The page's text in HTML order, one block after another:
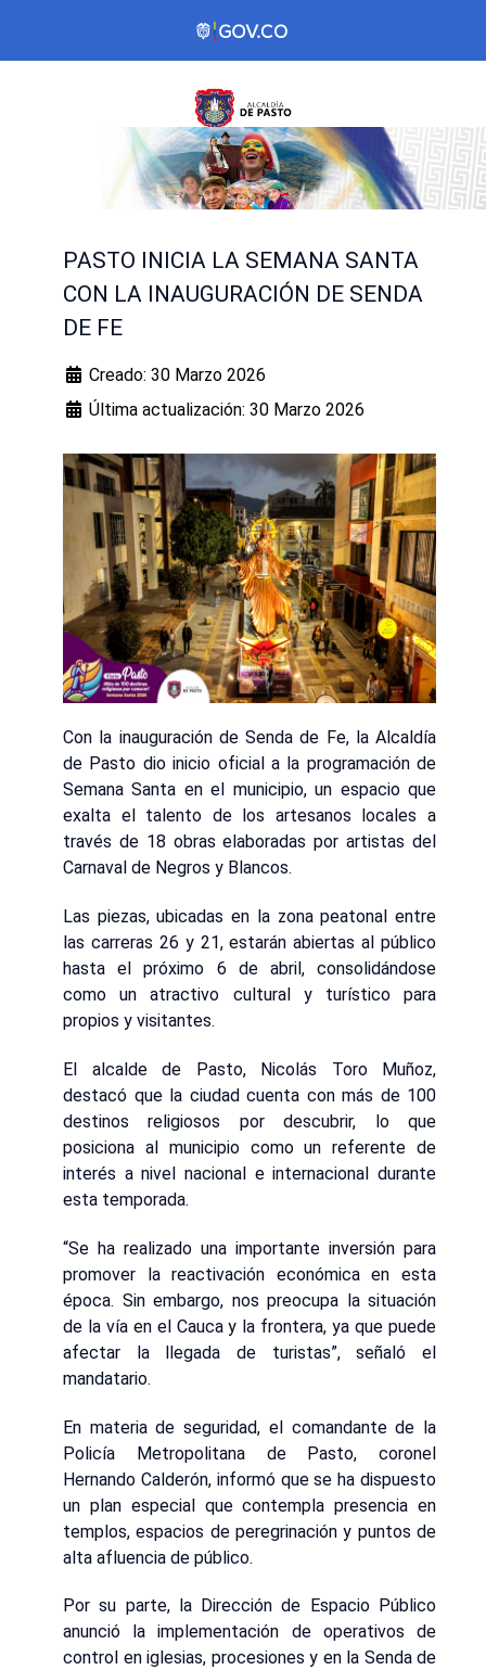
PASTO INICIA LA SEMANA SANTA
CON LA INAUGURACIÓN DE SENDA
DE FE
Creado: 30 Marzo 2026
Última actualización: 30 Marzo 2026
Con la inauguración de Senda de Fe, la Alcaldía
de Pasto dio inicio oficial a la programación de
Semana Santa en el municipio, un espacio que
exalta el talento de los artesanos locales a
través de 18 obras elaboradas por artistas del
Carnaval de Negros y Blancos.
Las piezas, ubicadas en la zona peatonal entre
las carreras 26 y 21, estarán abiertas al público
hasta el próximo 6 de abril, consolidándose
como un atractivo cultural y turístico para
propios y visitantes.
El alcalde de Pasto, Nicolás Toro Muñoz,
destacó que la ciudad cuenta con más de 100
destinos religiosos por descubrir, lo que
posiciona al municipio como un referente de
interés a nivel nacional e internacional durante
esta temporada.
“Se ha realizado una importante inversión para
promover la reactivación económica en esta
época. Sin embargo, nos preocupa la situación
de la vía en el Cauca y la frontera, ya que puede
afectar la llegada de turistas”, señaló el
mandatario.
En materia de seguridad, el comandante de la
Policía Metropolitana de Pasto, coronel
Hernando Calderón, informó que se ha dispuesto
un plan especial que contempla presencia en
templos, espacios de peregrinación y puntos de
alta afluencia de público.
Por su parte, la Dirección de Espacio Público
anunció la implementación de operativos de
control en iglesias, procesiones y en la Senda de